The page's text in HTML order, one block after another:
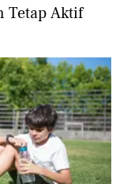
Tetap Aktif